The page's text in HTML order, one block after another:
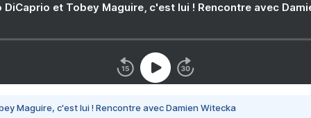
DiCaprio et Tobey Maguire, c'est lui ! Rencontre avec
Maguire, c'est lui ! Rencontre avec Damien Witecka